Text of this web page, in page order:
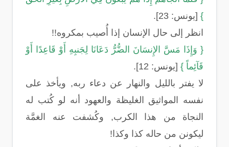
} [يونس: 23].
انظر إلى حال الإنسان إذا أُصيب بمكروه!!
{ وَإِذَا مَسَّ الإِنسَانَ الضُّرُّ دَعَانَا لِجَنبِهِ أَوْ قَاعِدًا أَوْ
قَآئِماً } [يونس: 12].
لا يفتر بالليل والنهار عن دعاء ربه, ويأخذ على
نفسه المواثيق الغليظة والعهود أنه لو كُتب له
النجاة من هذا الكرب, وكُشفت عنه الغمَّة
ليكونن من حاله كذا وكذا!